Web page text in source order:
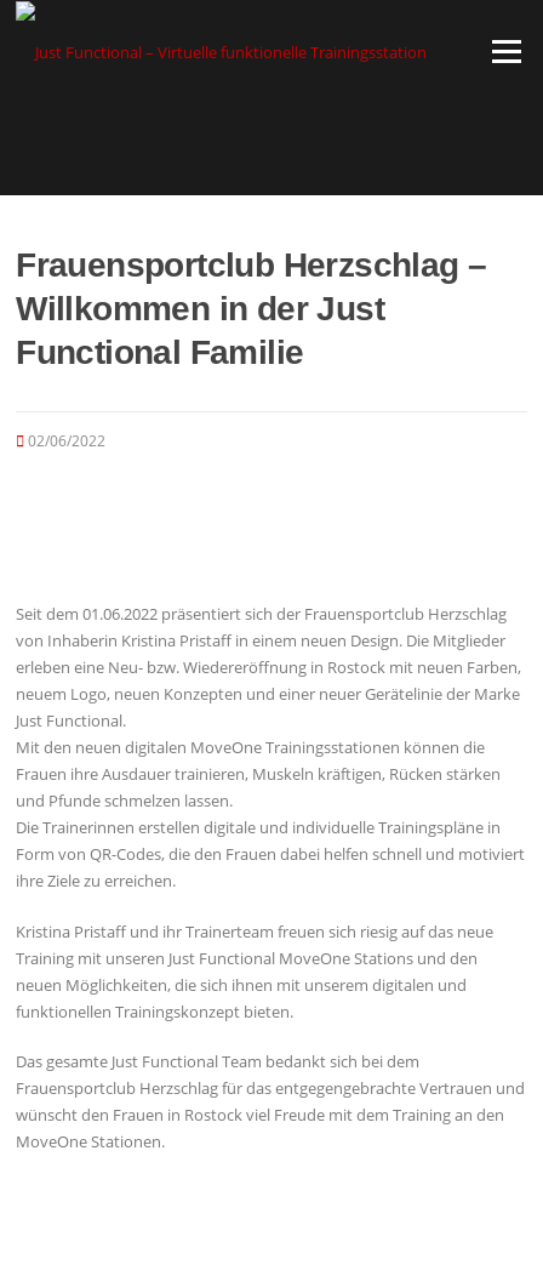
Zum
springen
Menü
Frauensportclub Herzschlag –
Willkommen in der Just
Functional Familie
02/06/2022
Seit dem 01.06.2022 präsentiert sich der Frauensportclub Herzschlag
von Inhaberin Kristina Pristaff in einem neuen Design. Die Mitglieder
erleben eine Neu- bzw. Wiedereröffnung in Rostock mit neuen Farben,
neuem Logo, neuen Konzepten und einer neuer Gerätelinie der Marke
Just Functional.
Mit den neuen digitalen MoveOne Trainingsstationen können die
Frauen ihre Ausdauer trainieren, Muskeln kräftigen, Rücken stärken
und Pfunde schmelzen lassen.
Die Trainerinnen erstellen digitale und individuelle Trainingspläne in
Form von QR-Codes, die den Frauen dabei helfen schnell und motiviert
ihre Ziele zu erreichen.
Kristina Pristaff und ihr Trainerteam freuen sich riesig auf das neue
Training mit unseren Just Functional MoveOne Stations und den
neuen Möglichkeiten, die sich ihnen mit unserem digitalen und
funktionellen Trainingskonzept bieten.
Das gesamte Just Functional Team bedankt sich bei dem
Frauensportclub Herzschlag für das entgegengebrachte Vertrauen und
wünscht den Frauen in Rostock viel Freude mit dem Training an den
MoveOne Stationen.